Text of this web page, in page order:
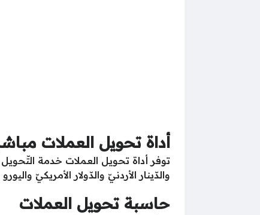
أداة تحويل العملات
توفر أداة تحويل العملات خدمة
والدّينار الأردنيّ والدّولار الأمريكيّ
حاسبة تحويل العملات